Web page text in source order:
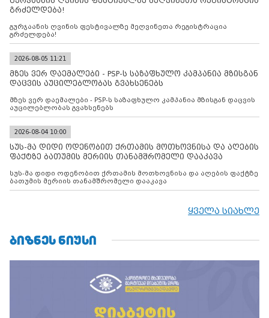
გრძელდება!
გურჯაანის ღვინის ფესტივალზე მეღვინეთა რეგისტრაცია
გრძელდება!
2026-08-05 11:21
მზეს ვერ დაემალები - PSP-ს საზაფხულო კამპანია მზისგან
დაცვის აუცილებლობას გვახსენებს
მზეს ვერ დაემალები - PSP-ს საზაფხულო კამპანია მზისგან დაცვის
აუცილებლობას გვახსენებს
2026-08-04 10:00
სუს-მა დიდი ოდენობით ქრთამის მოთხოვნისა და აღების
ფაქტზე ბათუმის მერიის თანამშრომელი დააკავა
სუს-მა დიდი ოდენობით ქრთამის მოთხოვნისა და აღების ფაქტზე
ბათუმის მერიის თანამშრომელი დააკავა
ყველა სიახლე
ᲑᲘᲖᲜᲔᲡ ᲜᲘᲣᲡᲘ